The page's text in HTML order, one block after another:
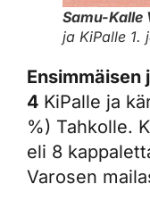
Samu-Kalle
ja KiPalle 1.
4 KiPalle ja
%) Tahkolle.
eli 8
Varosen